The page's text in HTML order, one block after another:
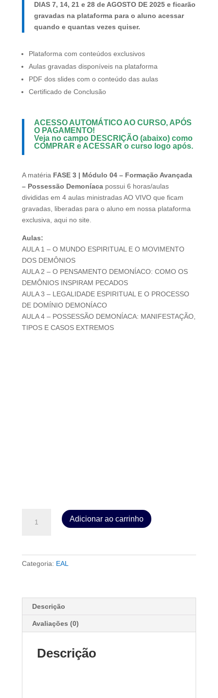
DIAS 7, 14, 21 e 28 de AGOSTO DE 2025 e ficarão
gravadas na plataforma para o aluno acessar
quando e quantas vezes quiser.
Plataforma com conteúdos exclusivos
Aulas gravadas disponíveis na plataforma
PDF dos slides com o conteúdo das aulas
Certificado de Conclusão
ACESSO AUTOMÁTICO AO CURSO, APÓS
O PAGAMENTO!
Veja no campo DESCRIÇÃO (abaixo) como
COMPRAR e ACESSAR o curso logo após.
A matéria FASE 3 | Módulo 04 – Formação Avançada
– Possessão Demoníacapossui 6 horas/aulas
divididas em 4 aulas ministradas AO VIVO que ficam
gravadas, liberadas para o aluno em nossa plataforma
exclusiva, aqui no site.
Aulas:
AULA 1 – O MUNDO ESPIRITUAL E O MOVIMENTO
DOS DEMÔNIOS
AULA 2 – O PENSAMENTO DEMONÍACO: COMO OS
DEMÔNIOS INSPIRAM PECADOS
AULA 3 – LEGALIDADE ESPIRITUAL E O PROCESSO
DE DOMÍNIO DEMONÍACO
AULA 4 – POSSESSÃO DEMONÍACA: MANIFESTAÇÃO,
TIPOS E CASOS EXTREMOS
Avançada
quantidade
Adicionar ao carrinho
Categoria: EAL
Descrição
Avaliações (0)
Descrição